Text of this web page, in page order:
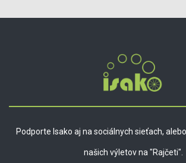
Podporte Isako aj na sociálnych sieťach,
našich výletov na "Rajčeti".